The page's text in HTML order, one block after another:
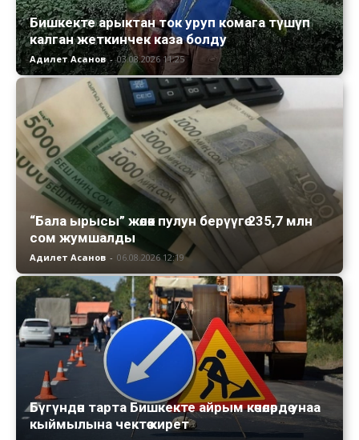
Бишкекте арыктан ток уруп комага түшүп
калган жеткинчек каза болду
Адилет Асанов - 03.08.2026 11:25
“Бала ырысы” жөлөк пулун берүүгө 235,7 млн
сом жумшалды
Адилет Асанов - 06.08.2026 12:19
Бүгүндөн тарта Бишкекте айрым көчөлөрдө унаа
кыймылына чектөө кирет